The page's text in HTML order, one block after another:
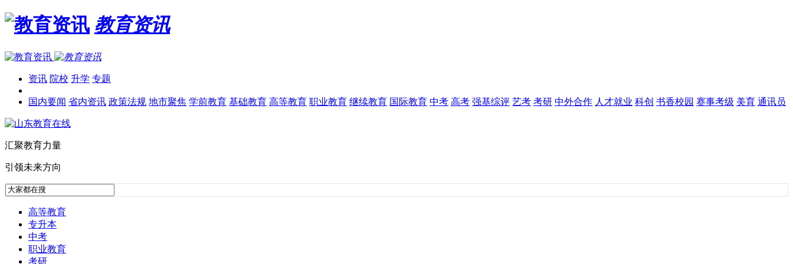
教育资讯
资讯 院校 升学 专题
国内要闻 省内资讯 政策法规 地市聚焦 学前教育 基础教育 高等教育 职业教育 继续教育 国际教育 中考 高考 强基综评 艺考 考研 中外合作 人才就业 科创 书香校园 赛事考级 美育 通讯员
汇聚教育力量
引领未来方向
高等教育
专升本
中考
职业教育
考研